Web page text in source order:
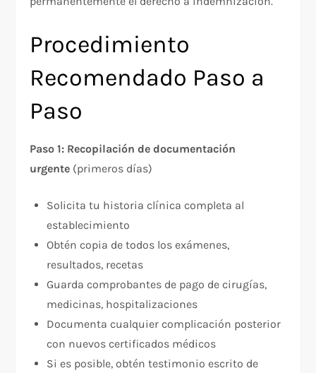
Procedimiento
Recomendado Paso a
Paso
Paso 1: Recopilación de documentación
urgente (primeros días)
Solicita tu historia clínica completa al
establecimiento
Obtén copia de todos los exámenes,
resultados, recetas
Guarda comprobantes de pago de cirugías,
medicinas, hospitalizaciones
Documenta cualquier complicación posterior
con nuevos certificados médicos
Si es posible, obtén testimonio escrito de